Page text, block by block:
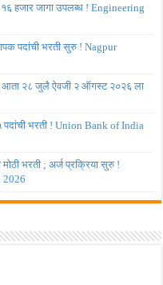
१६ हजार जागा उपलब्ध ! Engineering
पदांची भरती सुरु ! Nagpur
आता २८ जुलै ऐवजी २ ऑगस्ट २०२६ ला
भरती ! Union Bank of India
भरती ; अर्ज प्रक्रिया सुरु !
2026